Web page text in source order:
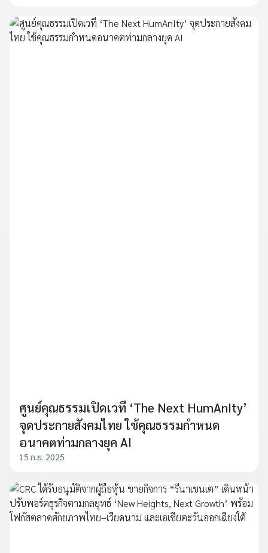
ศูนย์คุณธรรมเปิดเวที ‘The Next HumAnIty’
จุดประกายสังคมไทย ใช้คุณธรรมกำหนด
อนาคตท่ามกลางยุค AI
15 ก.ย. 2025